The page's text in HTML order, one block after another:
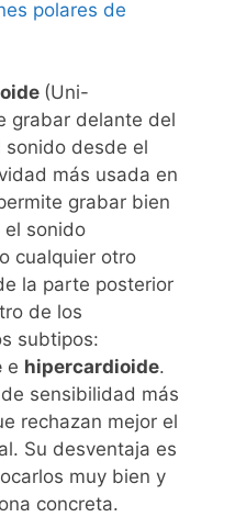
(Uni-
grabar delante del
sonido desde el
más usada en
grabar bien
el sonido
cualquier otro
la parte posterior
de los
subtipos:
e hipercardioide.
sensibilidad más
rechazan mejor el
Su desventaja es
muy bien y
concreta.